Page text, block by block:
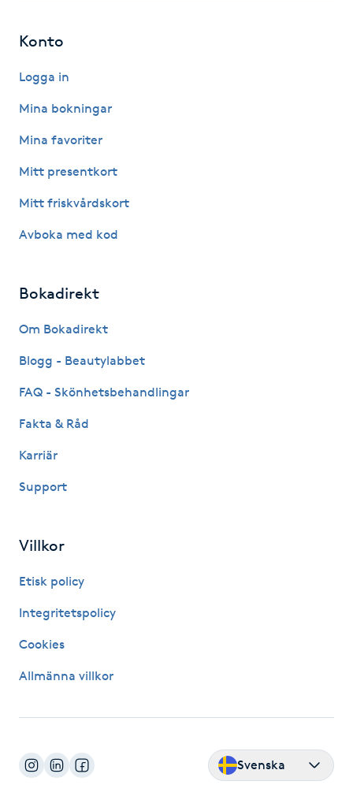
PRP (Platelet Rich Plasma)
PRX-T33
PT
R
Reflexologi
Regndroppsmassage
Reikihealing
Restorative Yoga
Rosacea
Samtalsterapi
Konto
Logga in
Mina bokningar
Mina favoriter
Mitt presentkort
Mitt friskvårdskort
Avboka med kod
Bokadirekt
Om Bokadirekt
Blogg - Beautylabbet
FAQ - Skönhetsbehandlingar
Fakta & Råd
Karriär
Support
Villkor
Etisk policy
Integritetspolicy
Cookies
Allmänna villkor
Svenska